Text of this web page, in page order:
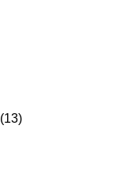
(13)